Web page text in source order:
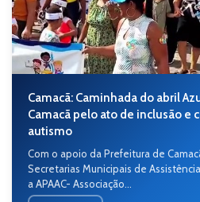
Camacã: Caminhada do abril
Camacã pelo ato de inclusão e
autismo
Com o apoio da Prefeitura de
Secretarias Municipais de
a APAAC- Associação...